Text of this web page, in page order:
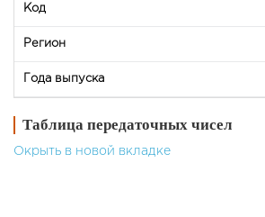
Таблица передаточных чисел
Окрыть в новой вкладке